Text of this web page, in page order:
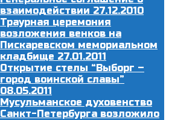
взаимодействии 27.12.2010
Траурная церемония
возложения венков на
Пискаревском мемориальном
кладбище 27.01.2011
Открытие стелы “Выборг –
город воинской славы”
08.05.2011
Мусульманское духовенство
Санкт-Петербурга возложило